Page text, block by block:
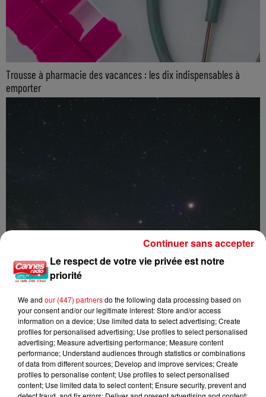
Trousse à pharmacie des vacances : les dix indispensables à
emporter
Nuits des étoiles 2026 : trois soirées pour observer le ciel et...
Le respect de votre vie privée est notre
priorité
We and our (447) partnersdo the following data processing based on
your consent and/or our legitimate interest: Store and/or access
information on a device; Use limited data to select advertising; Create
profiles for personalised advertising; Use profiles to select personalised
advertising; Measure advertising performance; Measure content
performance; Understand audiences through statistics or combinations
of data from different sources; Develop and improve services; Create
profiles to personalise content; Use profiles to select personalised
content; Use limited data to select content; Ensure security, prevent and
Continuer sans accepter